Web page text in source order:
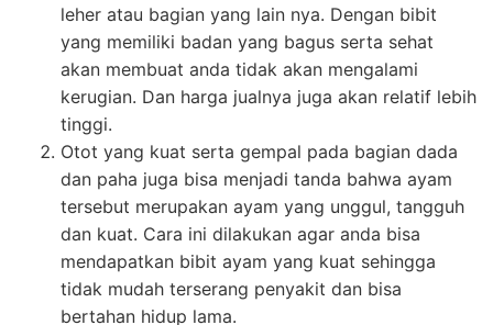
leher atau bagian yang lain nya. Dengan bibit
yang memiliki badan yang bagus serta sehat
akan membuat anda tidak akan mengalami
kerugian. Dan harga jualnya juga akan relatif lebih
tinggi.
Otot yang kuat serta gempal pada bagian dada
dan paha juga bisa menjadi tanda bahwa ayam
tersebut merupakan ayam yang unggul, tangguh
dan kuat. Cara ini dilakukan agar anda bisa
mendapatkan bibit ayam yang kuat sehingga
tidak mudah terserang penyakit dan bisa
bertahan hidup lama.